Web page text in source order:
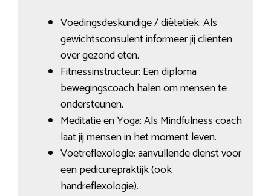
Voedingsdeskundige / diëtetiek: Als
gewichtsconsulent informeer jij cliënten
over gezond eten.
Fitnessinstructeur: Een diploma
bewegingscoach halen om mensen te
ondersteunen.
Meditatie en Yoga: Als Mindfulness coach
laat jij mensen in het moment leven.
Voetreflexologie: aanvullende dienst voor
een pedicurepraktijk (ook
handreflexologie).